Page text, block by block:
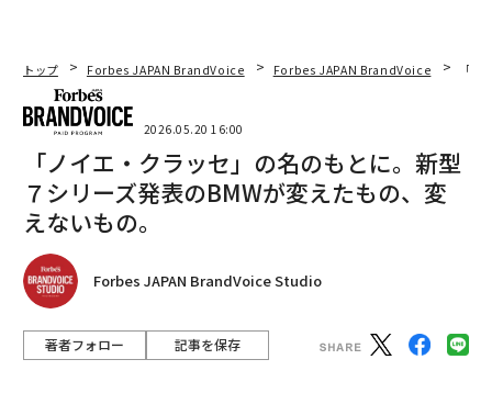
トップ Forbes JAPAN BrandVoice Forbes JAPAN BrandVoice 「
2026.05.20 16:00
「ノイエ・クラッセ」の名のもとに。新型
７シリーズ発表のBMWが変えたもの、変
えないもの。
Forbes JAPAN BrandVoice Studio
著者フォロー 記事を保存